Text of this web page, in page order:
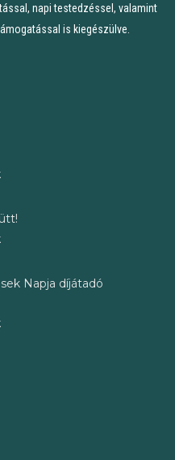
napi testedzéssel, valamint
is kiegészülve.
Napja díjátadó